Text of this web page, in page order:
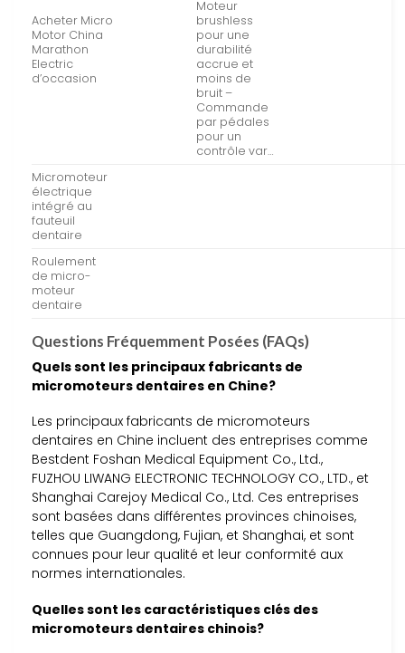
Acheter Micro
Motor China
Marathon
Electric
d’occasion
Moteur
brushless
pour une
durabilité
accrue et
moins de
bruit –
Commande
par pédales
pour un
contrôle var…
Micromoteur
électrique
intégré au
fauteuil
dentaire
Roulement
de micro-
moteur
dentaire
Questions Fréquemment Posées (FAQs)
Quels sont les principaux fabricants de
micromoteurs dentaires en Chine?
Les principaux fabricants de micromoteurs
dentaires en Chine incluent des entreprises comme
Bestdent Foshan Medical Equipment Co., Ltd.,
FUZHOU LIWANG ELECTRONIC TECHNOLOGY CO., LTD., et
Shanghai Carejoy Medical Co., Ltd. Ces entreprises
sont basées dans différentes provinces chinoises,
telles que Guangdong, Fujian, et Shanghai, et sont
connues pour leur qualité et leur conformité aux
normes internationales.
Quelles sont les caractéristiques clés des
micromoteurs dentaires chinois?